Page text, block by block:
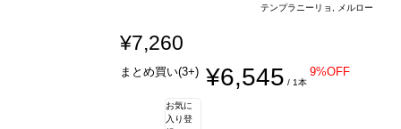
テンプラニーリョ, メルロー
¥7,260
まとめ買い(3+) ¥6,545 / 1本
9%OFF
お気に
入り登